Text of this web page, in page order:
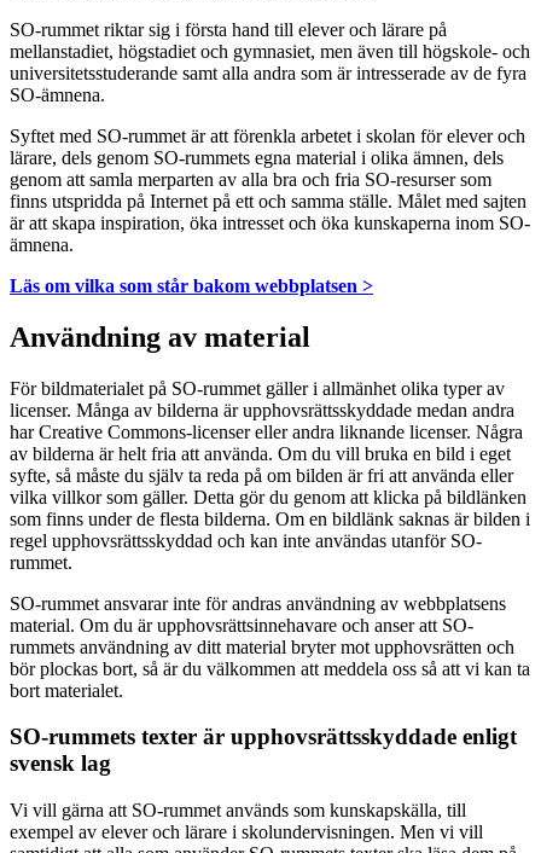
SO-rummet riktar sig i första hand till elever och lärare på
mellanstadiet, högstadiet och gymnasiet, men även till högskole- och
universitetsstuderande samt alla andra som är intresserade av de fyra
SO-ämnena.
Syftet med SO-rummet är att förenkla arbetet i skolan för elever och
lärare, dels genom SO-rummets egna material i olika ämnen, dels
genom att samla merparten av alla bra och fria SO-resurser som
finns utspridda på Internet på ett och samma ställe. Målet med sajten
är att skapa inspiration, öka intresset och öka kunskaperna inom SO-
ämnena.
Läs om vilka som står bakom webbplatsen >
Användning av material
För bildmaterialet på SO-rummet gäller i allmänhet olika typer av
licenser. Många av bilderna är upphovsrättsskyddade medan andra
har Creative Commons-licenser eller andra liknande licenser. Några
av bilderna är helt fria att använda. Om du vill bruka en bild i eget
syfte, så måste du själv ta reda på om bilden är fri att använda eller
vilka villkor som gäller. Detta gör du genom att klicka på bildlänken
som finns under de flesta bilderna. Om en bildlänk saknas är bilden i
regel upphovsrättsskyddad och kan inte användas utanför SO-
rummet.
SO-rummet ansvarar inte för andras användning av webbplatsens
material. Om du är upphovsrättsinnehavare och anser att SO-
rummets användning av ditt material bryter mot upphovsrätten och
bör plockas bort, så är du välkommen att meddela oss så att vi kan ta
bort materialet.
SO-rummets texter är upphovsrättsskyddade enligt
svensk lag
Vi vill gärna att SO-rummet används som kunskapskälla, till
exempel av elever och lärare i skolundervisningen. Men vi vill